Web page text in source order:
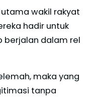
wakil rakyat
hadir untuk
berjalan dalam rel
maka yang
tanpa